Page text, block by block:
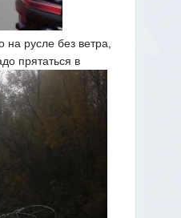
русле без ветра,
прятаться в